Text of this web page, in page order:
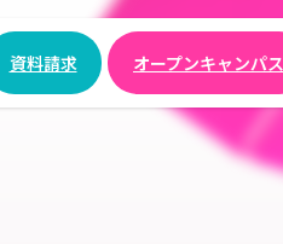
資料請求 オープンキャンパス